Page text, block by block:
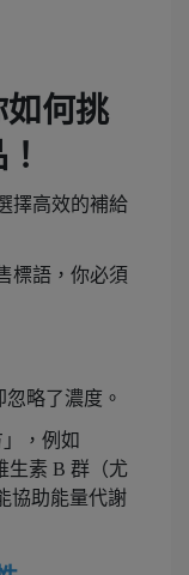
何挑
擇高效的補給
標語，你必須
略了濃度。
，例如
生素 B 群（尤
協助能量代謝